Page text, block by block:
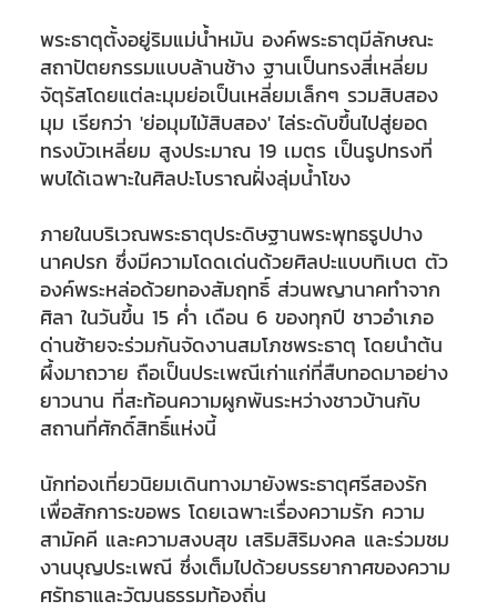
พระธาตุตั้งอยู่ริมแม่น้ำหมัน องค์พระธาตุมีลักษณะ
สถาปัตยกรรมแบบล้านช้าง ฐานเป็นทรงสี่เหลี่ยม
จัตุรัสโดยแต่ละมุมย่อเป็นเหลี่ยมเล็กๆ รวมสิบสอง
มุม เรียกว่า 'ย่อมุมไม้สิบสอง' ไล่ระดับขึ้นไปสู่ยอด
ทรงบัวเหลี่ยม สูงประมาณ 19 เมตร เป็นรูปทรงที่
พบได้เฉพาะในศิลปะโบราณฝั่งลุ่มน้ำโขง
ภายในบริเวณพระธาตุประดิษฐานพระพุทธรูปปาง
นาคปรก ซึ่งมีความโดดเด่นด้วยศิลปะแบบทิเบต ตัว
องค์พระหล่อด้วยทองสัมฤทธิ์ ส่วนพญานาคทำจาก
ศิลา ในวันขึ้น 15 ค่ำ เดือน 6 ของทุกปี ชาวอำเภอ
ด่านซ้ายจะร่วมกันจัดงานสมโภชพระธาตุ โดยนำต้น
ผึ้งมาถวาย ถือเป็นประเพณีเก่าแก่ที่สืบทอดมาอย่าง
ยาวนาน ที่สะท้อนความผูกพันระหว่างชาวบ้านกับ
สถานที่ศักดิ์สิทธิ์แห่งนี้
นักท่องเที่ยวนิยมเดินทางมายังพระธาตุศรีสองรัก
เพื่อสักการะขอพร โดยเฉพาะเรื่องความรัก ความ
สามัคคี และความสงบสุข เสริมสิริมงคล และร่วมชม
งานบุญประเพณี ซึ่งเต็มไปด้วยบรรยากาศของความ
ศรัทธาและวัฒนธรรมท้องถิ่น